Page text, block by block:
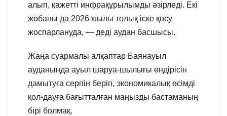
алып, қажетті инфрақұрылымды әзірледі. Екі
жобаны да 2026 жылы толық іске қосу
жоспарлануда, — деді аудан басшысы.
Жаңа суармалы алқаптар Баянауыл
ауданында ауыл шаруа-шылығы өндірісін
дамытуға серпін беріп, экономикалық өсімді
қол-дауға бағытталған маңызды бастаманың
бірі болмақ.